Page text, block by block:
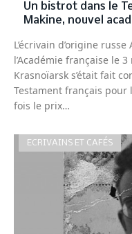
Un bistrot dans le
Makine, nouvel
L’écrivain d’origine
l’Académie française le
Krasnoïarsk s’était fait
Testament français pour
fois le prix…
ECRIVAINS ET CAFÉS